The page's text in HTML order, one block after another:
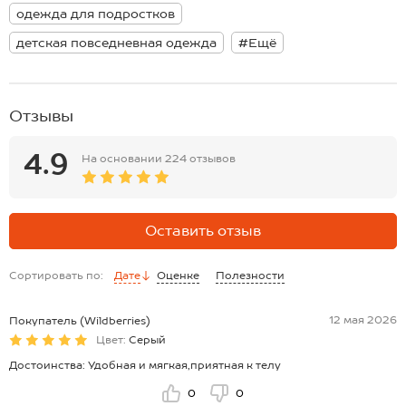
Размер 158: длина:62 см; ширина:51 см; длина рукава внешняя:70
см; длина рукава внутренняя:47 см.
*замеры выборочные, могут незначительно отличаться.
одежда для подростков
детская повседневная одежда
#Ещё
Отзывы
4.9 На основании 224 отзывов
Оставить отзыв
Сортировать по: Дате Оценке Полезности
Покупатель (Wildberries)
12 мая 2026
Цвет: Серый
Достоинства: Удобная и мягкая,приятная к телу
0 0